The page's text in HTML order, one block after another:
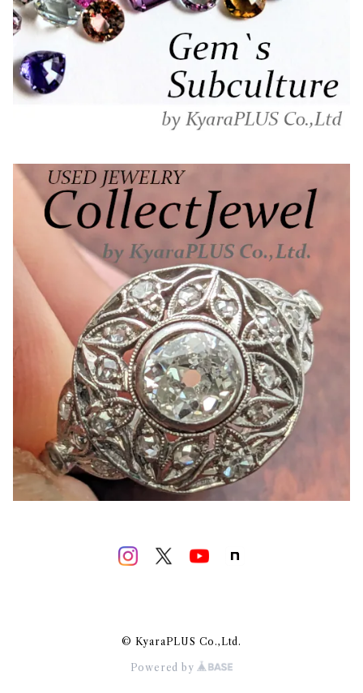
© KyaraPLUS Co.,Ltd.
Powered by